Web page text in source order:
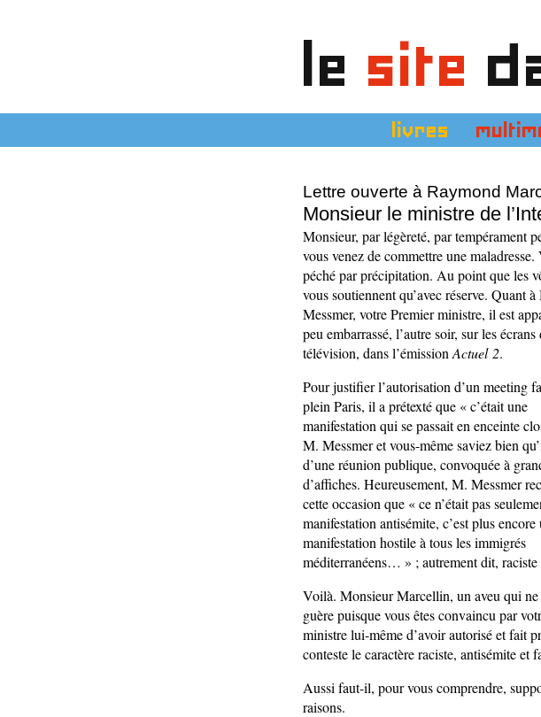
le site
livres
Lettre ouverte à Raymond
Monsieur le ministre de
Monsieur, par légèreté, par tempérament
vous venez de commettre une maladresse.
péché par précipitation. Au point que les
vous soutiennent qu’avec réserve. Quant à
Messmer, votre Premier ministre, il est
peu embarrassé, l’autre soir, sur les écrans
télévision, dans l’émission Actuel 2.
Pour justifier l’autorisation d’un meeting
plein Paris, il a prétexté que « c’était une
manifestation qui se passait en enceinte
M. Messmer et vous-même saviez bien
d’une réunion publique, convoquée à
d’affiches. Heureusement, M. Messmer
cette occasion que « ce n’était pas
manifestation antisémite, c’est plus encore
manifestation hostile à tous les immigrés
méditerranéens… » ; autrement dit, raciste
Voilà. Monsieur Marcellin, un aveu qui ne
guère puisque vous êtes convaincu par
ministre lui-même d’avoir autorisé et fait
conteste le caractère raciste, antisémite et
Aussi faut-il, pour vous comprendre,
raisons.